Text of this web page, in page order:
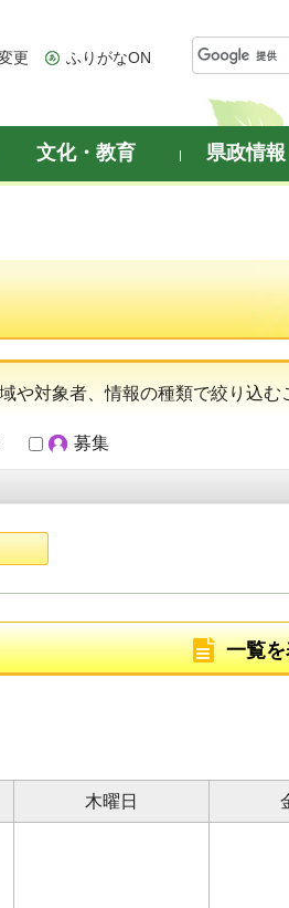
更 ふりがなON
文化・教育 県政情
対象者、情報の種類で絞り込む
募集
一覧
木曜日